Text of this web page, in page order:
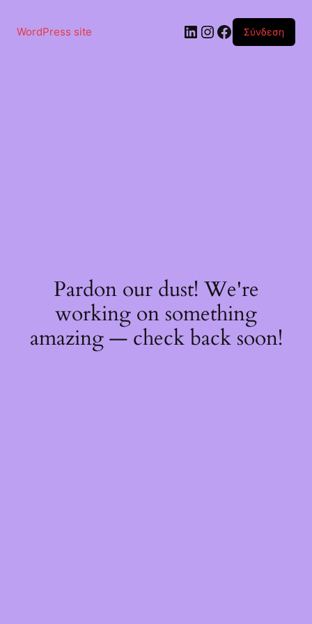
περιεχόμενο
WordPress site Linkedin
Instagram
Facebook
Σύνδεση
Pardon our dust! We're
working on something
amazing — check back soon!